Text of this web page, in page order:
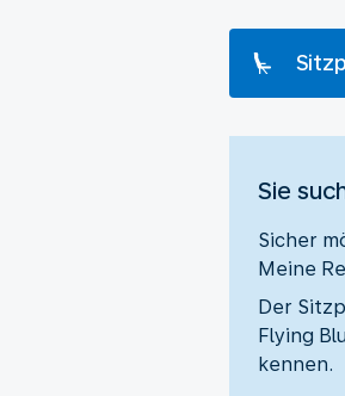
Sie
Sicher
Meine
Der
Flying
kennen.